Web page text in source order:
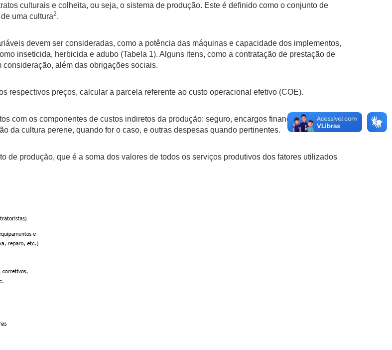
culturais e colheita, ou seja, o sistema de produção. Este é definido como o conjunto de
uma cultura2.
devem ser consideradas, como a potência das máquinas e capacidade dos implementos,
inseticida, herbicida e adubo (Tabela 1). Alguns itens, como a contratação de prestação de
além das obrigações sociais.
preços, calcular a parcela referente ao custo operacional efetivo (COE).
os componentes de custos indiretos da produção: seguro, encargos financeiros para
da cultura perene, quando for o caso, e outras despesas quando pertinentes.
produção, que é a soma dos valores de todos os serviços produtivos dos fatores utilizados